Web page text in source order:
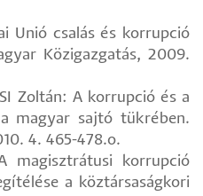
Unió csalás és korrupció
Közigazgatás, 2009.
Zoltán: A korrupció és a
magyar sajtó tükrében.
4. 465-478.o.
magisztrátusi korrupció
a köztársaságkori